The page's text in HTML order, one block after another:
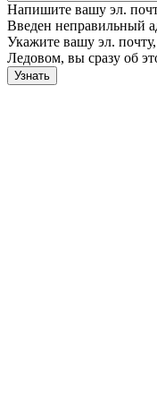
Напишите вашу эл.
Введен неправильный
Укажите вашу эл.
Ледовом, вы сразу об